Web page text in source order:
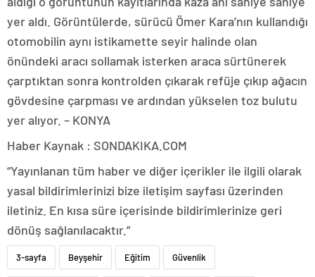
yer aldı. Görüntülerde, sürücü Ömer Kara’nın kullandığı
otomobilin aynı istikamette seyir halinde olan
önündeki aracı sollamak isterken araca sürtünerek
çarptıktan sonra kontrolden çıkarak refüje çıkıp ağacın
gövdesine çarpması ve ardından yükselen toz bulutu
yer alıyor. – KONYA
Haber Kaynak : SONDAKIKA.COM
“Yayınlanan tüm haber ve diğer içerikler ile ilgili olarak
yasal bildirimlerinizi bize iletişim sayfası üzerinden
iletiniz. En kısa süre içerisinde bildirimlerinize geri
dönüş sağlanılacaktır.”
3-sayfa Beyşehir Eğitim Güvenlik